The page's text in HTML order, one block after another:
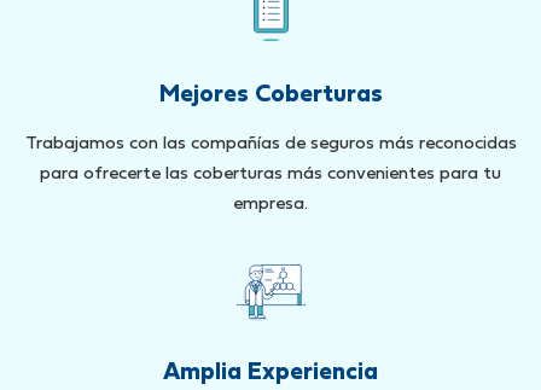
Mejores Coberturas
Trabajamos con las compañías de seguros más reconocidas
para ofrecerte las coberturas más convenientes para tu
empresa.
Amplia Experiencia